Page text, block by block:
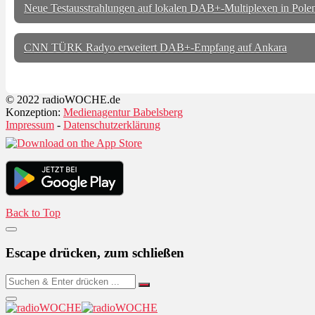
Neue Testausstrahlungen auf lokalen DAB+-Multiplexen in
CNN TÜRK Radyo erweitert DAB+-Empfang auf Ankara
© 2022 radioWOCHE.de
Konzeption: Medienagentur Babelsberg
Impressum - Datenschutzerklärung
Back to Top
Escape drücken, zum schließen